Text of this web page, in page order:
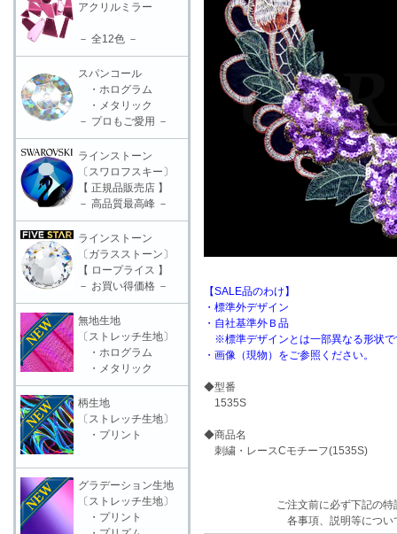
【SALE品のわけ】
・標準外デザイン
・自社基準外Ｂ品
※標準デザインとは一部異なる形状で
・画像（現物）をご参照ください。
◆型番
1535S
◆商品名
刺繍・レースCモチーフ(1535S)
ご注文前に必ず下記の
各事項、説明等につい
アクリルミラー
－ 全12色 －
スパンコール
・ホログラム
・メタリック
－ プロもご愛用 －
ラインストーン
〔スワロフスキー〕
【 正規品販売店 】
－ 高品質最高峰 －
ラインストーン
〔ガラスストーン〕
【 ロープライス 】
－ お買い得価格 －
無地生地
〔ストレッチ生地〕
・ホログラム
・メタリック
柄生地
〔ストレッチ生地〕
・プリント
グラデーション生地
〔ストレッチ生地〕
・プリント